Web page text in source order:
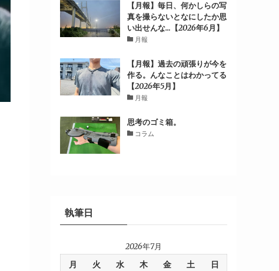
【月報】毎日、何かしらの写
真を撮らないとなにしたか思
い出せんな…【2026年6月】
月報
【月報】過去の頑張りが今を
作る。んなことはわかってる
【2026年5月】
月報
思考のゴミ箱。
コラム
執筆日
2026年7月
月 火 水 木 金 土 日